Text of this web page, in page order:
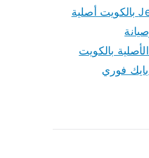
قطع غيار جيتور Jetour بالكويت أصلية
قطع غيار بايك BAIC الأصلية بالكويت